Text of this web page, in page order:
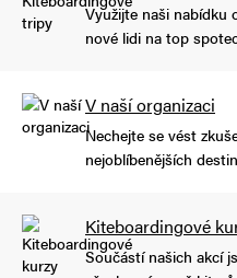
Využijte naši nabídku
nové lidi na top
V naší organizaci
Nechejte se vést
nejoblíbenějších
Kiteboardingové
Součástí našich akcí